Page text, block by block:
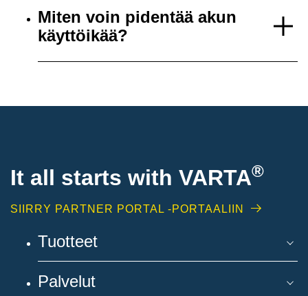
Miten voin pidentää akun
käyttöikää?
It all starts with VARTA®
SIIRRY PARTNER PORTAL -PORTAALIIN
Tuotteet
Palvelut